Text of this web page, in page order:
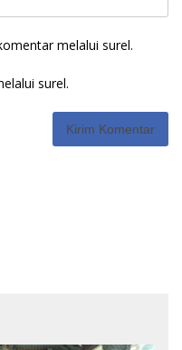
melalui surel.
surel.